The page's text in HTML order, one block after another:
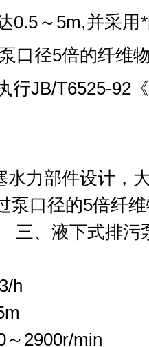
0.5～5m,并采
口径5倍的纤维
行JB/T6525-92
水力部件设计，
泵口径的5倍纤
三、 液下式排污
h
2900r/min